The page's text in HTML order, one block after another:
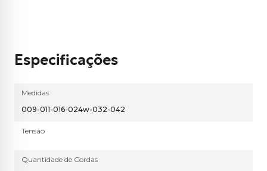
Especificações
Medidas
009-011-016-024w-032-042
Tensão
Quantidade de Cordas